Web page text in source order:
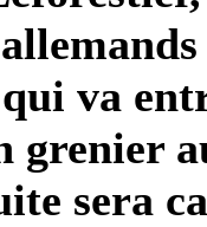
qui va
grenier
sera